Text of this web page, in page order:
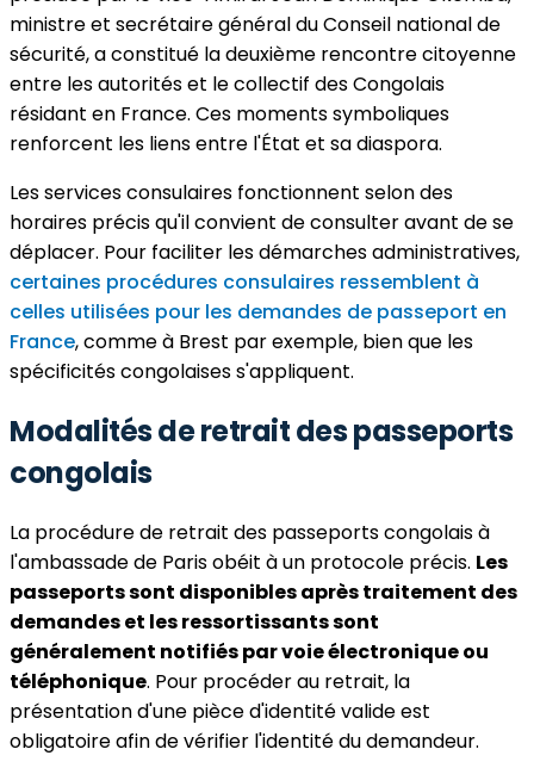
ministre et secrétaire général du Conseil national de
sécurité, a constitué la deuxième rencontre citoyenne
entre les autorités et le collectif des Congolais
résidant en France. Ces moments symboliques
renforcent les liens entre l'État et sa diaspora.
Les services consulaires fonctionnent selon des
horaires précis qu'il convient de consulter avant de se
déplacer. Pour faciliter les démarches administratives,
certaines procédures consulaires ressemblent à
celles utilisées pour les demandes de passeport en
France, comme à Brest par exemple, bien que les
spécificités congolaises s'appliquent.
Modalités de retrait des passeports
congolais
La procédure de retrait des passeports congolais à
l'ambassade de Paris obéit à un protocole précis. Les
passeports sont disponibles après traitement des
demandes et les ressortissants sont
généralement notifiés par voie électronique ou
téléphonique. Pour procéder au retrait, la
présentation d'une pièce d'identité valide est
obligatoire afin de vérifier l'identité du demandeur.